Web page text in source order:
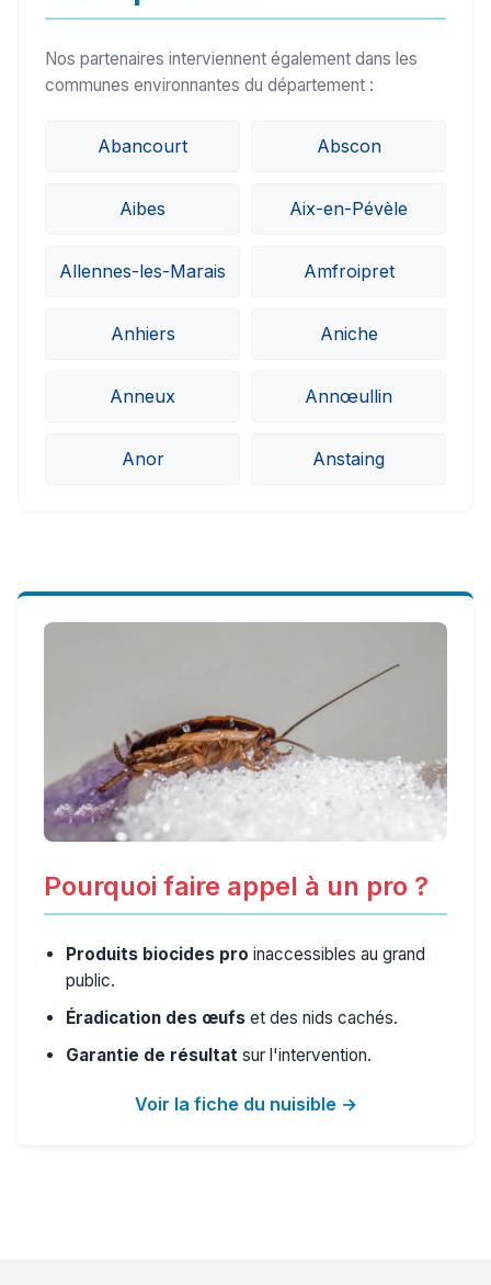
Nos partenaires interviennent également dans les
communes environnantes du département :
Abancourt Abscon
Aibes Aix-en-Pévèle
Allennes-les-Marais Amfroipret
Anhiers Aniche
Anneux Annœullin
Anor Anstaing
Pourquoi faire appel à un pro ?
Produits biocides pro inaccessibles au grand
public.
Éradication des œufs et des nids cachés.
Garantie de résultat sur l'intervention.
Voir la fiche du nuisible →